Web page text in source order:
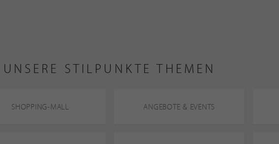
UNSERE STILPUNKTE THEMEN
SHOPPING-MALL ANGEBOTE & EVENTS